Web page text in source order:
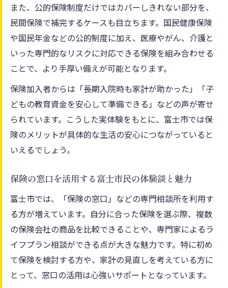
また、公的保険制度だけではカバーしきれない部分を、
民間保険で補完するケースも目立ちます。国民健康保険
や国民年金などの公的制度に加え、医療やがん、介護と
いった専門的なリスクに対応できる保険を組み合わせる
ことで、より手厚い備えが可能となります。
保険加入者からは「長期入院時も家計が助かった」「子
どもの教育資金を安心して準備できる」などの声が寄せ
られています。こうした実体験をもとに、富士市では保
険のメリットが具体的な生活の安心につながっていると
いえるでしょう。
保険の窓口を活用する富士市民の体験談と魅力
富士市では、「保険の窓口」などの専門相談所を利用す
る方が増えています。自分に合った保険を選ぶ際、複数
の保険会社の商品を比較できることや、専門家によるラ
イフプラン相談ができる点が大きな魅力です。特に初め
て保険を検討する方や、家計の見直しを考えている方に
とって、窓口の活用は心強いサポートとなっています。